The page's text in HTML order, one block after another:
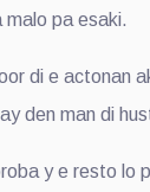
pa esaki.
di e actonan
den man di
y e resto lo